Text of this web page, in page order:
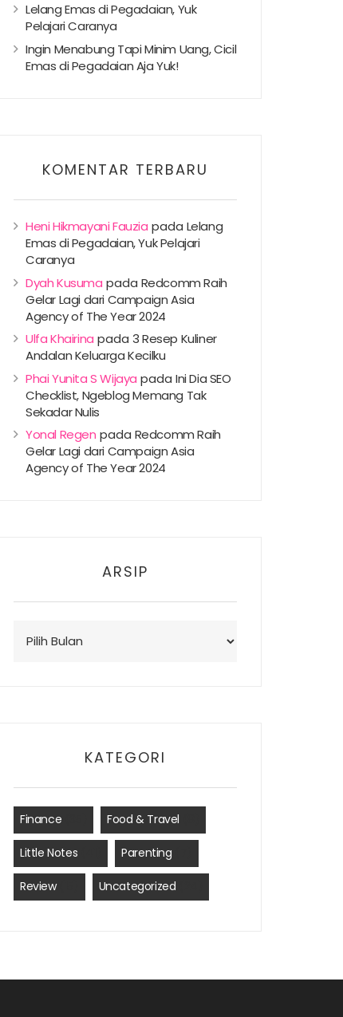
Lelang Emas di Pegadaian, Yuk
Pelajari Caranya
Ingin Menabung Tapi Minim Uang, Cicil
Emas di Pegadaian Aja Yuk!
KOMENTAR TERBARU
Heni Hikmayani Fauzia pada Lelang
Emas di Pegadaian, Yuk Pelajari
Caranya
Dyah Kusuma pada Redcomm Raih
Gelar Lagi dari Campaign Asia
Agency of The Year 2024
Ulfa Khairina pada 3 Resep Kuliner
Andalan Keluarga Kecilku
Phai Yunita S Wijaya pada Ini Dia SEO
Checklist, Ngeblog Memang Tak
Sekadar Nulis
Yonal Regen pada Redcomm Raih
Gelar Lagi dari Campaign Asia
Agency of The Year 2024
ARSIP
KATEGORI
Finance Food & Travel
Little Notes Parenting
Review(15) Uncategorized